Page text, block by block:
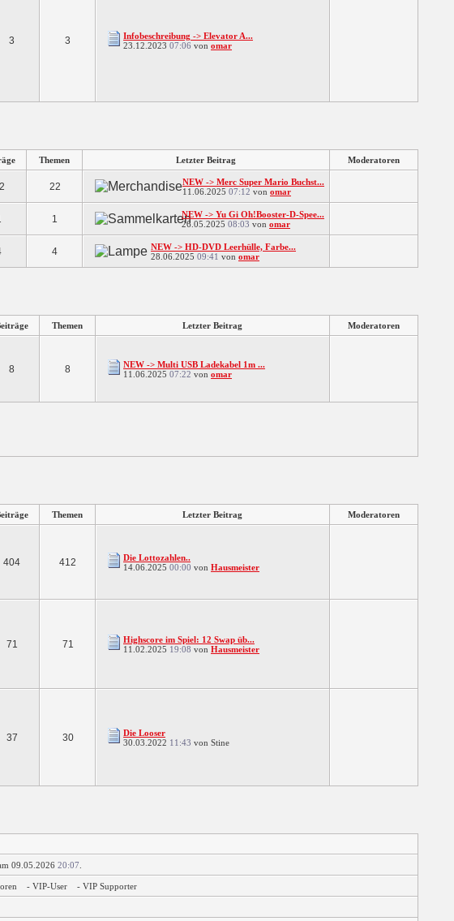
3 3
Infobeschreibung -> Elevator A...
23.12.2023 07:06 von omar
Themen Letzter Beitrag Moderatoren
22
NEW -> Merc Super Mario Buchst...
11.06.2025 07:12 von omar
1
NEW -> Yu Gi Oh!Booster-D-Spee...
26.05.2025 08:03 von omar
4
NEW -> HD-DVD Leerhülle, Farbe...
28.06.2025 09:41 von omar
Themen Letzter Beitrag Moderatoren
8 8
NEW -> Multi USB Ladekabel 1m ...
11.06.2025 07:22 von omar
Themen Letzter Beitrag Moderatoren
404 412
Die Lottozahlen..
14.06.2025 00:00 von Hausmeister
71 71
Highscore im Spiel: 12 Swap üb...
11.02.2025 19:08 von Hausmeister
37 30
Die Looser
30.03.2022 11:43 von Stine
09.05.2026 20:07
- VIP-User - VIP Supporter